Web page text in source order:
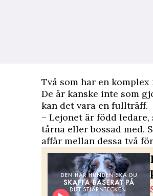
Två som har en
De är kanske inte som
kan det vara en fullträff.
– Lejonet är född
tårna eller bossad med.
affär mellan dessa två